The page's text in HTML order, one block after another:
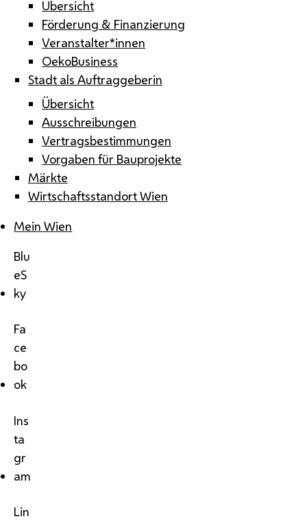
Übersicht
Förderung & Finanzierung
Veranstalter*innen
OekoBusiness
Stadt als Auftraggeberin
Übersicht
Ausschreibungen
Vertragsbestimmungen
Vorgaben für Bauprojekte
Märkte
Wirtschaftsstandort Wien
Mein Wien
Blu
eS
ky
Fa
ce
bo
ok
Ins
ta
gr
am
Lin